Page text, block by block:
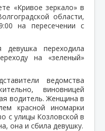
«Кривое зеркало» в
области,
на пересечении с
переходила
на «зеленый»
ведомства
виновницей
водитель. Женщина в
красной иномарки
с улицы Козловской в
она и сбила девушку.